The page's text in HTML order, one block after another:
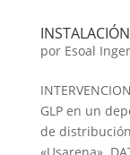
por Esoal
GLP en un
de